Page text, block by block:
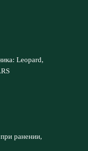
Leopard,
ранении,